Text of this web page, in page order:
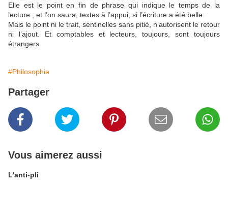
Elle est le point en fin de phrase qui indique le temps de la
lecture ; et l’on saura, textes à l’appui, si l’écriture a été belle.
Mais le point ni le trait, sentinelles sans pitié, n’autorisent le retour
ni l’ajout. Et comptables et lecteurs, toujours, sont toujours
étrangers.
#Philosophie
Partager
Vous aimerez aussi
L'anti-pli